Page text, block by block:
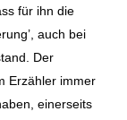
für ihn die
auch bei
Der
Erzähler immer
einerseits